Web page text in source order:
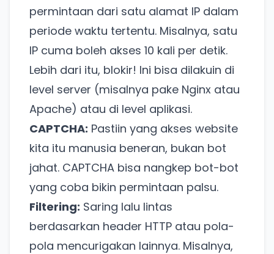
permintaan dari satu alamat IP dalam
periode waktu tertentu. Misalnya, satu
IP cuma boleh akses 10 kali per detik.
Lebih dari itu, blokir! Ini bisa dilakuin di
level server (misalnya pake Nginx atau
Apache) atau di level aplikasi.
CAPTCHA: Pastiin yang akses website
kita itu manusia beneran, bukan bot
jahat. CAPTCHA bisa nangkep bot-bot
yang coba bikin permintaan palsu.
Filtering: Saring lalu lintas
berdasarkan header HTTP atau pola-
pola mencurigakan lainnya. Misalnya,